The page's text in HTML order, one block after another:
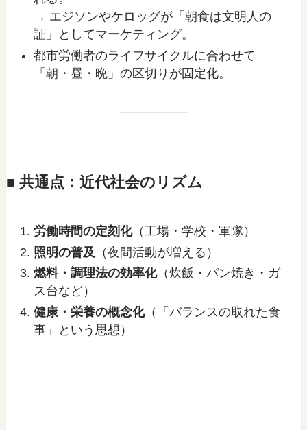
→ エジソンやケロッグが「朝食は文明人の
証」としてマーケティング。
都市労働者のライフサイクルに合わせて
「朝・昼・晩」の区切りが固定化。
■ 共通点：近代社会のリズム
労働時間の定刻化（工場・学校・軍隊）
照明の普及
（夜間活動が増える）
燃料・調理法の効率化（炊飯・パン焼き・ガ
ス台など）
健康・栄養の概念化（「バランスの取れた食
事」という思想）